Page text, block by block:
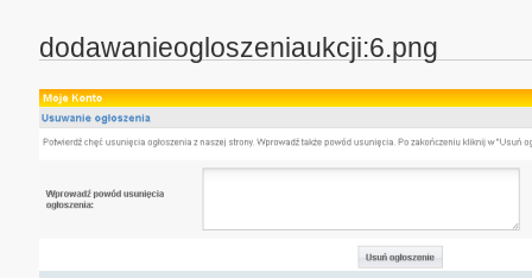
dodawanieogloszeniaukcji:6.png